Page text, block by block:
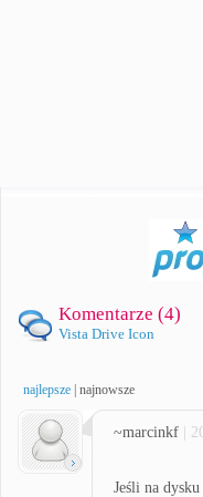
Komentarze (4)
Vista Drive Icon
najlepsze najnowsze
~marcinkf |
Jeśli na